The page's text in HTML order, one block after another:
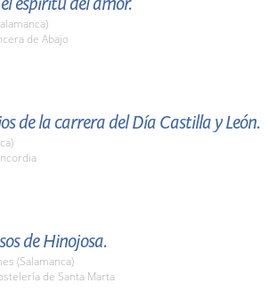
de Abajo
de la carrera del Día Castilla y León.
de Hinojosa.
(Salamanca)
de Santa Marta